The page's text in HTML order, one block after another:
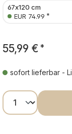
67x120 cm
EUR 74.99 *
55,99 € *
sofort lieferbar -
Produkt